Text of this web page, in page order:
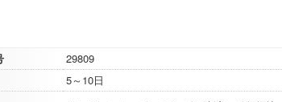
29809
5～10日